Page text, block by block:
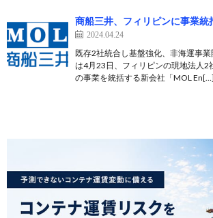
商船三井、フィリピンに事業統
2024.04.24
既存2社統合し基盤強化、非海運事
は4月23日、フィリピンの現地法人2
の事業を統括する新会社「MOL En[…]